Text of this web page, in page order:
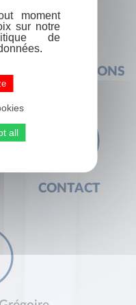
AUX QUESTIONS
CONTACT
moment
sur notre
de
all